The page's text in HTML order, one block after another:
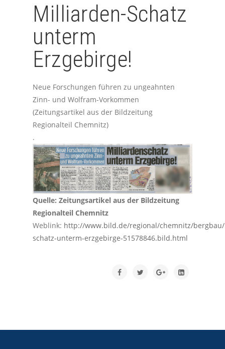
Milliarden-Schatz
unterm
Erzgebirge!
Neue Forschungen führen zu ungeahnten
Zinn- und Wolfram-Vorkommen
(Zeitungsartikel aus der Bildzeitung
Regionalteil Chemnitz)
.
Quelle: Zeitungsartikel aus der Bildzeitung
Regionalteil Chemnitz
Weblink: http://www.bild.de/regional/chemnitz/
schatz-unterm-erzgebirge-51578846.bild.html